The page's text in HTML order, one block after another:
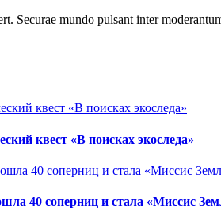
Securae mundo pulsant inter
квест «В поисках экоследа»
40 соперниц и стала «Миссис